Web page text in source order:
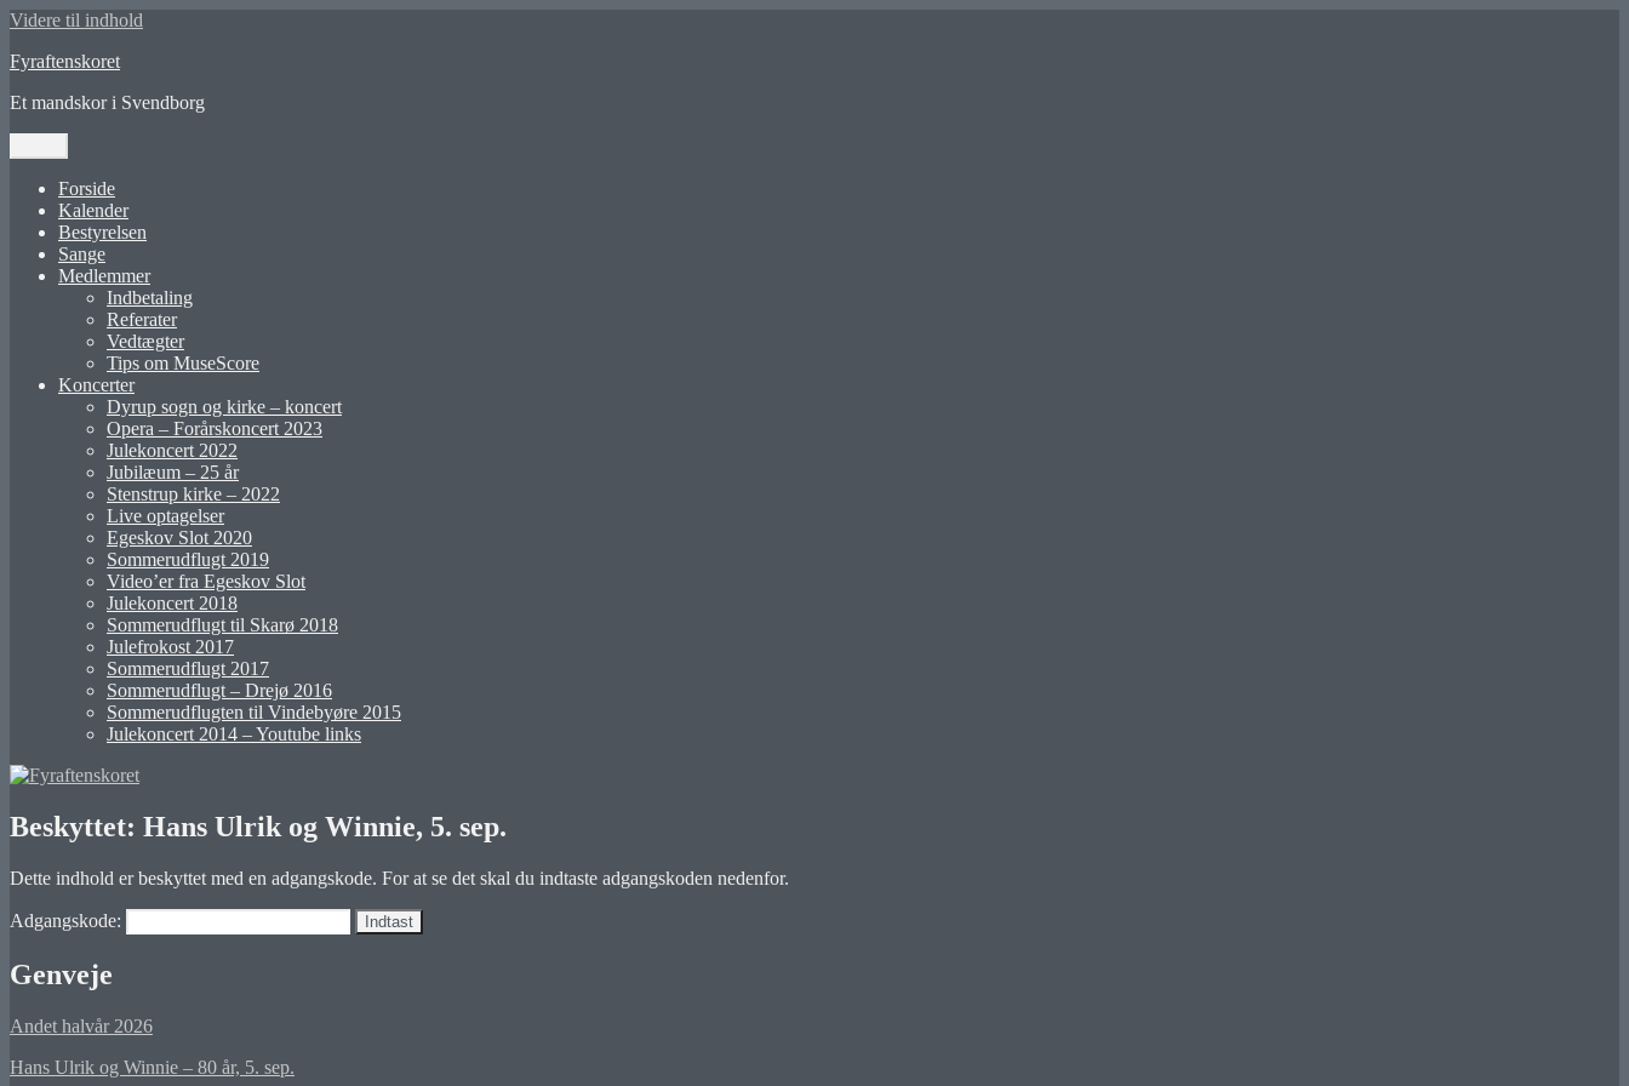
Videre til indhold
Fyraftenskoret
Et mandskor i Svendborg
Forside
Kalender
Bestyrelsen
Sange
Medlemmer
Indbetaling
Referater
Vedtægter
Tips om MuseScore
Koncerter
Dyrup sogn og kirke – koncert
Opera – Forårskoncert 2023
Julekoncert 2022
Jubilæum – 25 år
Stenstrup kirke – 2022
Live optagelser
Egeskov Slot 2020
Sommerudflugt 2019
Video’er fra Egeskov Slot
Julekoncert 2018
Sommerudflugt til Skarø 2018
Julefrokost 2017
Sommerudflugt 2017
Sommerudflugt – Drejø 2016
Sommerudflugten til Vindebyøre 2015
Julekoncert 2014 – Youtube links
Beskyttet: Hans Ulrik og Winnie, 5. sep.
Dette indhold er beskyttet med en adgangskode. For at se det skal du indtaste adgangskoden nedenfor.
Adgangskode:
Genveje
Andet halvår 2026
Hans Ulrik og Winnie – 80 år, 5. sep.